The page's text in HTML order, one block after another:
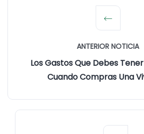
ANTERIOR NOTICIA
Los Gastos Que Debes
Cuando Compras Una